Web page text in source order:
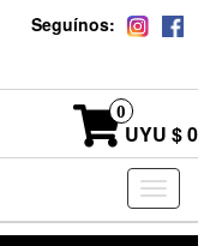
Seguínos:
0
UYU $ 0
Toggle